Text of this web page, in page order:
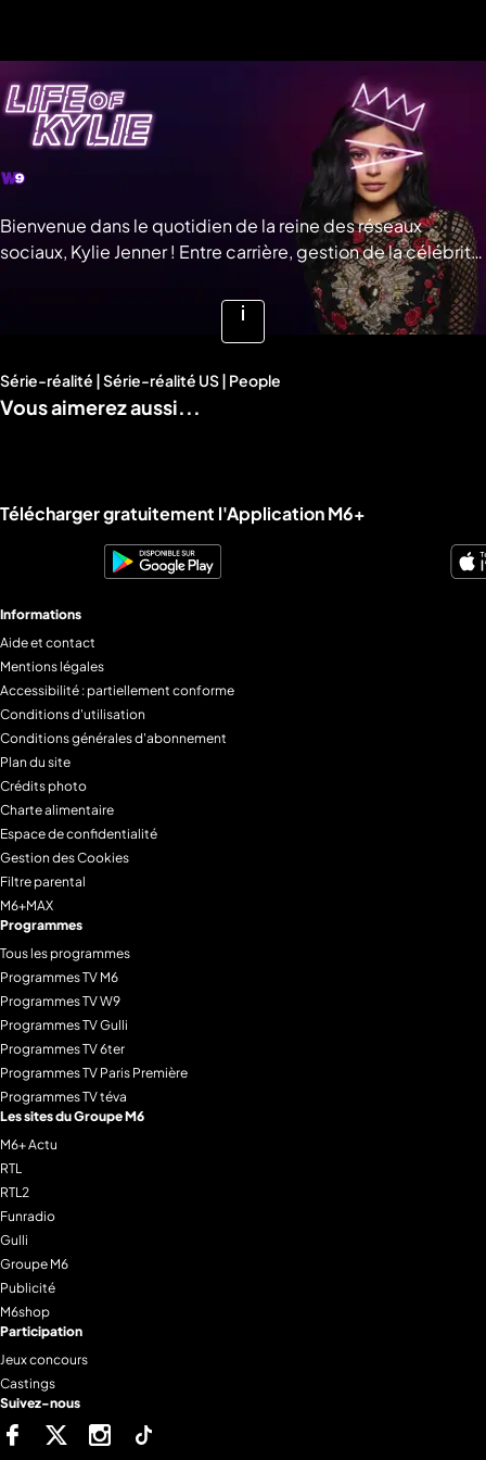
Bienvenue dans le quotidien de la reine des réseaux
sociaux, Kylie Jenner ! Entre carrière, gestion de la célébrité
et vie de famille, qui est vraiment la petite dernière des
sœurs Kardashian ? © NBC UNIVERSAL
d'infos
Série-réalité | Série-réalité US | People
Vous aimerez aussi...
Liens utiles M6+.
Télécharger gratuitement l'Application M6+
Informations
Aide et contact
Mentions légales
Accessibilité : partiellement conforme
Conditions d'utilisation
Conditions générales d'abonnement
Plan du site
Crédits photo
Charte alimentaire
Espace de confidentialité
Gestion des Cookies
Filtre parental
M6+MAX
Programmes
Tous les programmes
Programmes TV M6
Programmes TV W9
Programmes TV Gulli
Programmes TV 6ter
Programmes TV Paris Première
Programmes TV téva
Les sites du Groupe M6
M6+ Actu
RTL
RTL2
Funradio
Gulli
Groupe M6
Publicité
M6shop
Participation
Jeux concours
Castings
Suivez-nous
FacebookTwitter Instagram